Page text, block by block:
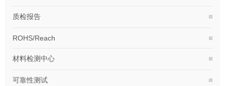
质检报告
ROHS/Reach
材料检测中心
可靠性测试